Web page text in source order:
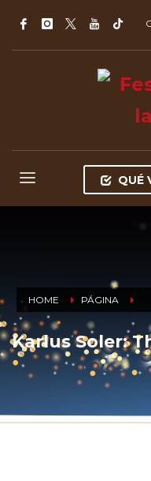
QUÉ
HOME PÁGINA
Karlus Soler: